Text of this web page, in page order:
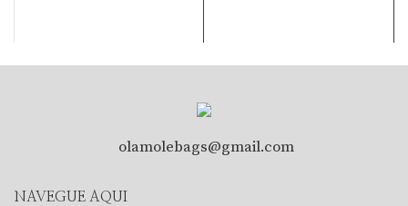
olamolebags@gmail.com
NAVEGUE AQUI